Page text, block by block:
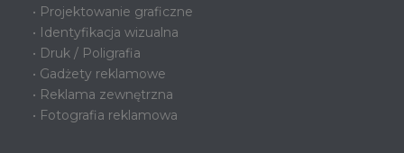
• Projektowanie graficzne
• Identyfikacja wizualna
• Druk / Poligrafia
• Gadżety reklamowe
• Reklama zewnętrzna
• Fotografia reklamowa